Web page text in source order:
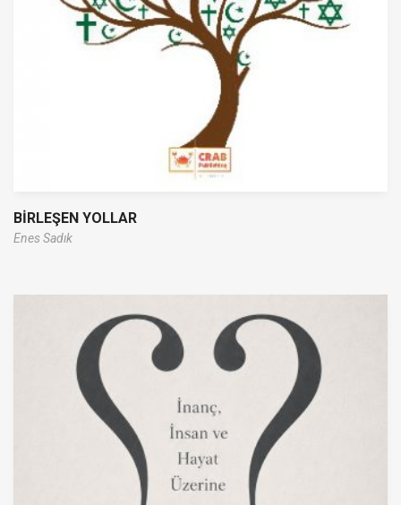
BİRLEŞEN YOLLAR
Enes Sadık